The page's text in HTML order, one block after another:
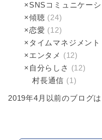
×SNSコミュニケー
×傾聴­ (24)
×恋愛 (12)
×タイムマネジメント
×エンタメ (12)
×自分らしさ (12)
村長通信 (1)
2019年4月以前のブログ